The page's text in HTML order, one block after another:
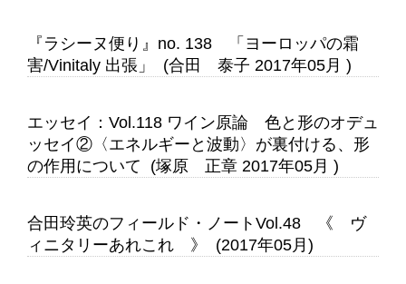
『ラシーヌ便り』no. 138 「ヨーロッパの霜
害/Vinitaly 出張」 (合田 泰子 2017年05月 )
エッセイ：Vol.118 ワイン原論 色と形のオデュ
ッセイ②〈エネルギーと波動〉が裏付ける、形
の作用について (塚原 正章 2017年05月 )
合田玲英のフィールド・ノートVol.48 《 ヴ
ィニタリーあれこれ 》 (2017年05月)